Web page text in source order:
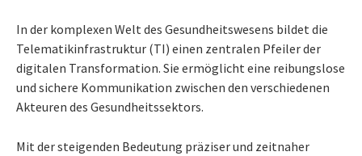
In der komplexen Welt des Gesundheitswesens bildet die
Telematikinfrastruktur (TI) einen zentralen Pfeiler der
digitalen Transformation. Sie ermöglicht eine reibungslose
und sichere Kommunikation zwischen den verschiedenen
Akteuren des Gesundheitssektors.
Mit der steigenden Bedeutung präziser und zeitnaher